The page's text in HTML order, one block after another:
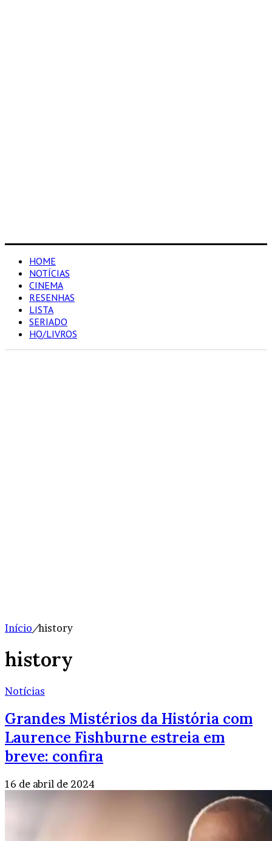
HOME
NOTÍCIAS
CINEMA
RESENHAS
LISTA
SERIADO
HQ/LIVROS
Início/history
history
Notícias
Grandes Mistérios da História com
Laurence Fishburne estreia em
breve: confira
16 de abril de 2024